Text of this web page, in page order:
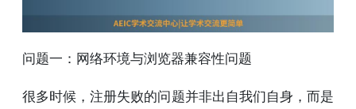
问题一：网络环境与浏览器兼容性问题
很多时候，注册失败的问题并非出自我们自身，而是